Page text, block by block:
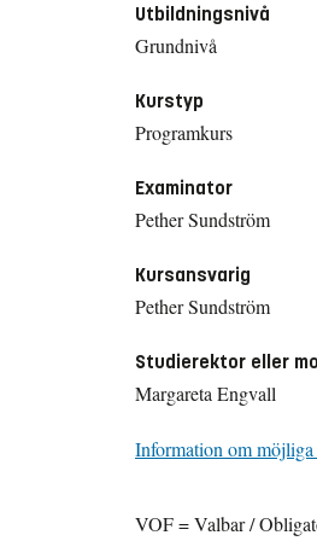
Utbildningsnivå
Grundnivå
Kurstyp
Programkurs
Examinator
Pether Sundström
Kursansvarig
Pether Sundström
Studierektor eller
Margareta Engvall
Information om
VOF = Valbar /